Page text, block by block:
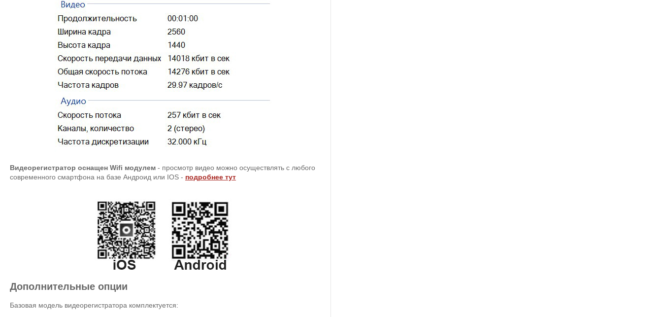
Видеорегистратор оснащен Wifi модулем - просмотр видео можно осуществлять с любого
современного смартфона на базе Андроид или IOS - подробнее тут
Дополнительные опции
Базовая модель видеорегистратора комплектуется: